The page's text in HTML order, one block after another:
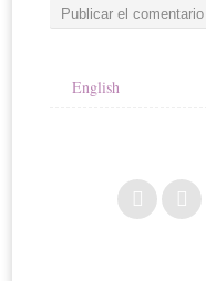
English